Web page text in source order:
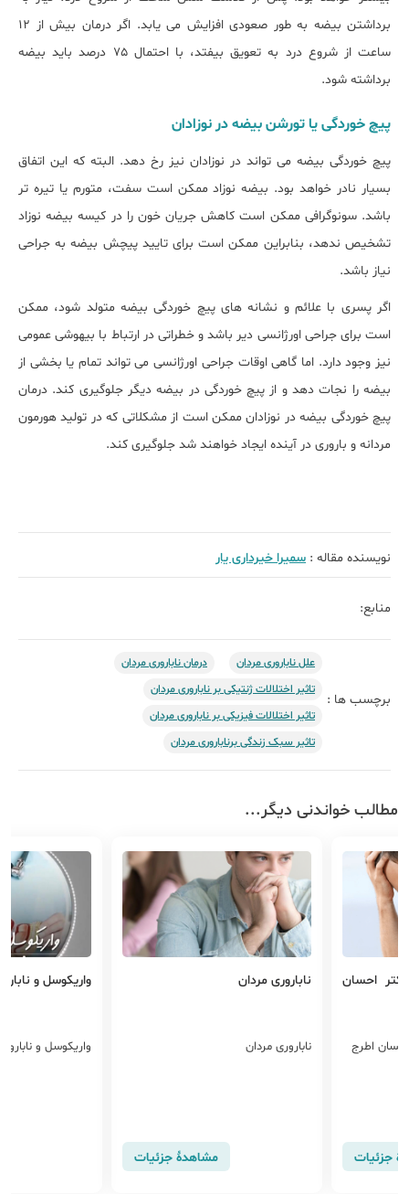
برداشتن بیضه به طور صعودی افزایش می یابد. اگر درمان بیش از 12
ساعت از شروع درد به تعویق بیفتد، با احتمال 75 درصد باید بیضه
برداشته شود.
پیچ خوردگی یا تورشن بیضه در نوزادان
پیچ خوردگی بیضه می تواند در نوزادان نیز رخ دهد. البته که این اتفاق
بسیار نادر خواهد بود. بیضه نوزاد ممکن است سفت، متورم یا تیره تر
باشد. سونوگرافی ممکن است کاهش جریان خون را در کیسه بیضه نوزاد
تشخیص ندهد، بنابراین ممکن است برای تایید پیچش بیضه به جراحی
نیاز باشد.
اگر پسری با علائم و نشانه های پیچ خوردگی بیضه متولد شود، ممکن
است برای جراحی اورژانسی دیر باشد و خطراتی در ارتباط با بیهوشی عمومی
نیز وجود دارد. اما گاهی اوقات جراحی اورژانسی می تواند تمام یا بخشی از
بیضه را نجات دهد و از پیچ خوردگی در بیضه دیگر جلوگیری کند. درمان
پیچ خوردگی بیضه در نوزادان ممکن است از مشکلاتی که در تولید هورمون
مردانه و باروری در آینده ایجاد خواهند شد جلوگیری کند.
نویسنده مقاله : سمیرا خیرداری یار
منابع:
برچسب ها :
علل ناباروری مردان
درمان‌ ناباروری مردان
تاثیر اختلالات ژنتیکی بر ناباروری مردان
تاثیر اختلالات فیزیکی بر ناباروری مردان
تاثیر سبک زندگی برناباروری مردان
مطالب خواندنی دیگر...
احسان
احسان اطرج
جزئیات
ناباروری مردان
ناباروری مردان
مشاهدهٔ جزئیات
واریکوسل و
واریکوسل و